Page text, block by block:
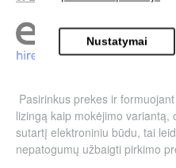
Nustatymai
Pasirinkus prekes ir
lizingą kaip mokėjimo variantą,
sutartį elektroniniu būdu, tai
nepatogumų užbaigti pirkimo